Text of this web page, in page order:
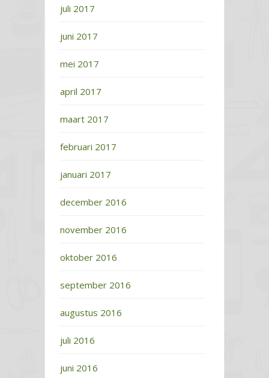
juli 2017
juni 2017
mei 2017
april 2017
maart 2017
februari 2017
januari 2017
december 2016
november 2016
oktober 2016
september 2016
augustus 2016
juli 2016
juni 2016